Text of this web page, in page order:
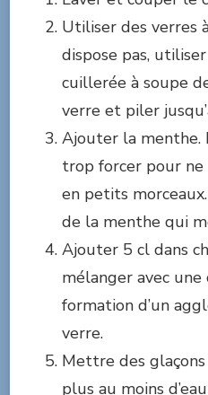
Utiliser des verres
dispose pas,
cuillerée à soupe
verre et piler
Ajouter la menthe.
trop forcer pour
en petits
de la menthe qui
Ajouter 5 cl dans
mélanger avec
formation d’un
verre.
Mettre des
plus au moins